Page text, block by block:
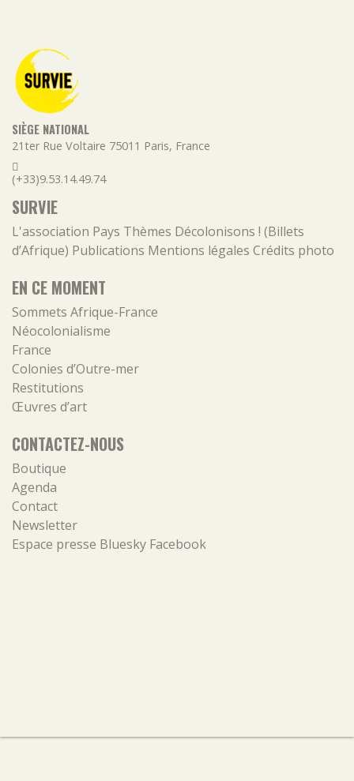
SIÈGE NATIONAL
21ter Rue Voltaire 75011 Paris, France
(+33)9.53.14.49.74
SURVIE
L'association Pays Thèmes Décolonisons ! (Billets
d’Afrique) Publications Mentions légales Crédits photo
EN CE MOMENT
Sommets Afrique-France
Néocolonialisme
France
Colonies d’Outre-mer
Restitutions
Œuvres d’art
CONTACTEZ-NOUS
Boutique
Agenda
Contact
Newsletter
Espace presse Bluesky Facebook